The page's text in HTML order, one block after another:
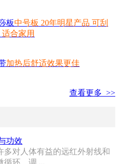
板中号板 20年明星产品 可刮
合家用
加热后舒适效果更佳
查看更多 >>
功效
多对人体有益的远红外射线和
循环、调 ...